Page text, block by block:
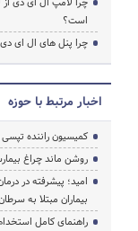
است؟
چرا پنل های ال ای
اخبار مرتبط با حوزه
کمیسیون راننده
روشن ماند چراغ
امید؛ پیشرفته در
بیماران مبتلا به
راهنمای کامل